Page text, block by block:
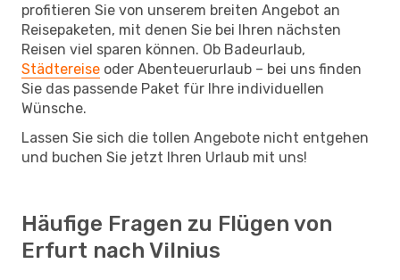
profitieren Sie von unserem breiten Angebot an
Reisepaketen, mit denen Sie bei Ihren nächsten
Reisen viel sparen können. Ob Badeurlaub,
Städtereise oder Abenteuerurlaub – bei uns finden
Sie das passende Paket für Ihre individuellen
Wünsche.
Lassen Sie sich die tollen Angebote nicht entgehen
und buchen Sie jetzt Ihren Urlaub mit uns!
Häufige Fragen zu Flügen von
Erfurt nach Vilnius